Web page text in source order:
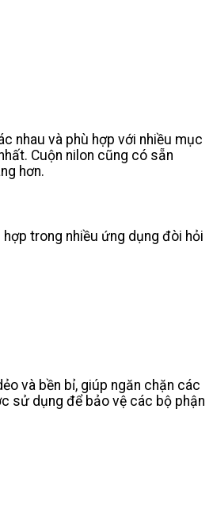
nhau và phù hợp với nhiều mục
Cuộn nilon cũng có sẵn
hơn.
trong nhiều ứng dụng đòi hỏi
và bền bỉ, giúp ngăn chặn các
sử dụng để bảo vệ các bộ phận